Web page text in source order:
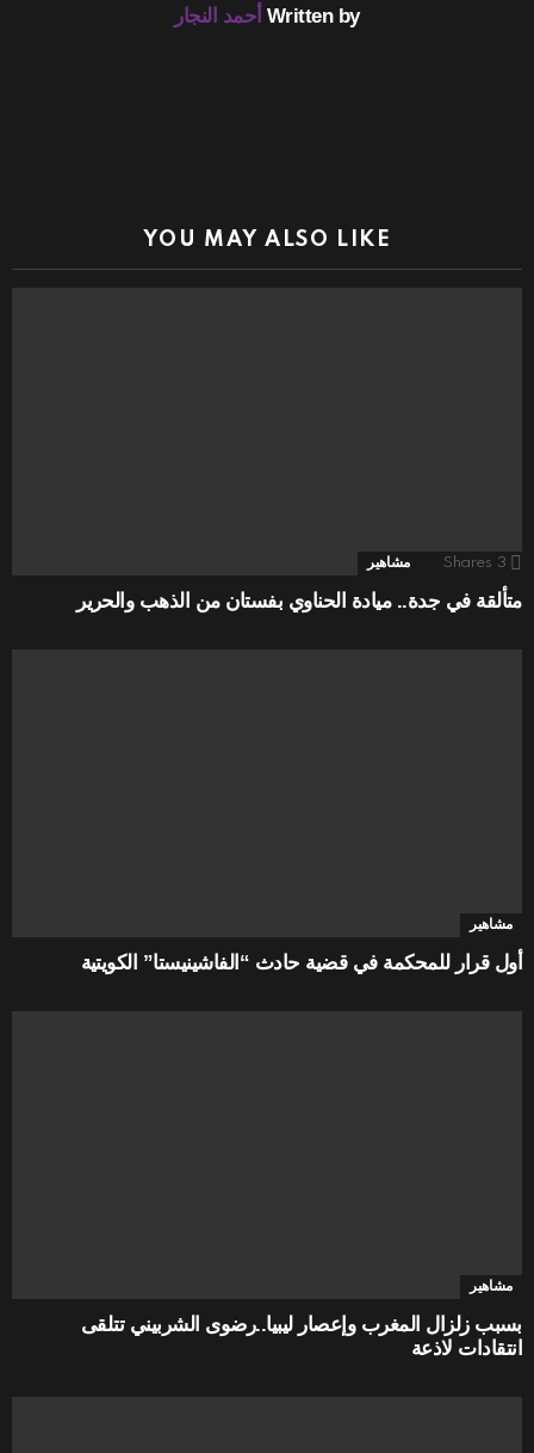
Written by أحمد النجار
YOU MAY ALSO LIKE
3
Shares مشاهير
متألقة في جدة.. ميادة الحناوي بفستان من الذهب والحرير
مشاهير
أول قرار للمحكمة في قضية حادث “الفاشينيستا” الكويتية
مشاهير
بسبب زلزال المغرب وإعصار ليبيا..رضوى الشربيني تتلقى
انتقادات لاذعة